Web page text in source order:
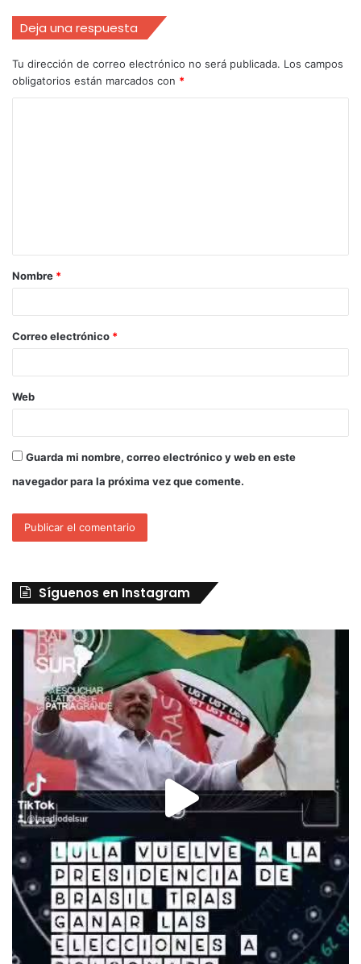
Deja una respuesta
Tu dirección de correo electrónico no será publicada. Los campos
obligatorios están marcados con *
Nombre *
Correo electrónico *
Web
Guarda mi nombre, correo electrónico y web en este
navegador para la próxima vez que comente.
Síguenos en Instagram